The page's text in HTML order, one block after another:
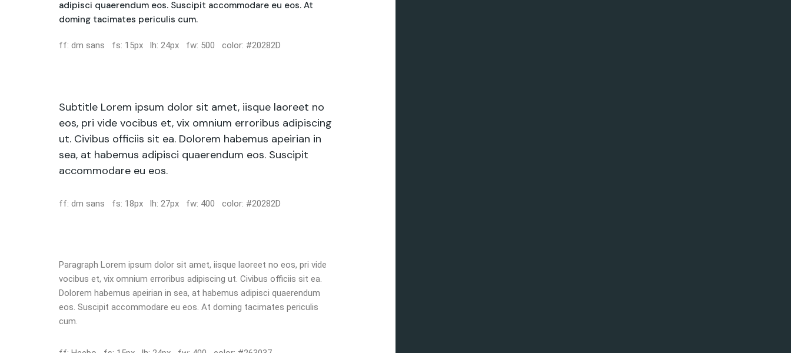
adipisci quaerendum eos. Suscipit accommodare eu eos. At
doming tacimates periculis cum.
ff: dm sans fs: 15px lh: 24px fw: 500 color: #20282D
Subtitle Lorem ipsum dolor sit amet, iisque laoreet no
eos, pri vide vocibus et, vix omnium erroribus adipiscing
ut. Civibus officiis sit ea. Dolorem habemus apeirian in
sea, at habemus adipisci quaerendum eos. Suscipit
accommodare eu eos.
ff: dm sans fs: 18px lh: 27px fw: 400 color: #20282D
Paragraph Lorem ipsum dolor sit amet, iisque laoreet no eos, pri vide
vocibus et, vix omnium erroribus adipiscing ut. Civibus officiis sit ea.
Dolorem habemus apeirian in sea, at habemus adipisci quaerendum
eos. Suscipit accommodare eu eos. At doming tacimates periculis
cum.